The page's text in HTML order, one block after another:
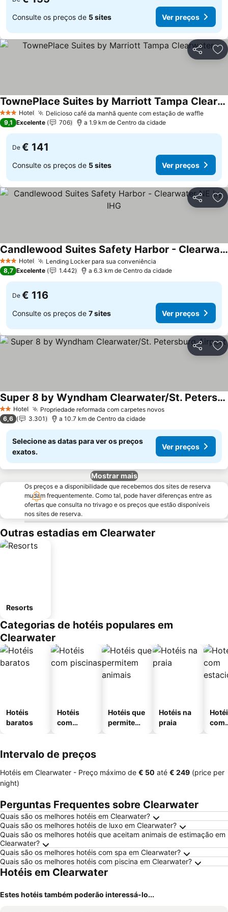
Consulte os preços de 5 sites Ver preços
Partilhar
3 EstrelasHotel Delicioso café da manhã quente com estação de waffle
TownePlace Suites by Marriott Tampa Clearwater
9,1 Excelente 706 a 1.9 km de Centro da cidade
De € 141
Consulte os preços de 5 sites Ver preços
Partilhar
3 EstrelasHotel Lending Locker para sua conveniência
Candlewood Suites Safety Harbor - Clearwater NE by IHG
8,7 Excelente 1.442 a 6.3 km de Centro da cidade
De € 116
Consulte os preços de 7 sites Ver preços
Partilhar
2 Estrelas
Hotel Propriedade reformada com carpetes novos
Super 8 by Wyndham Clearwater/St. Petersburg Airport
6,6 3.301 a 10.7 km de Centro da cidade
Selecione as datas para ver os preços
exatos.
Ver preços
Mostrar mais
Os preços e a disponibilidade que recebemos dos sites de reserva
mudam frequentemente. Como tal, pode haver diferenças entre as
ofertas que consulta no trivago e os preços que estão disponíveis
nos sites de reserva.
Outras estadias em Clearwater
Resorts
Categorias de hotéis populares em
Clearwater
Hotéis
baratos
Hotéis
com
Hotéis que
permitem
Hotéis na
praia
com
Intervalo de preços
Hotéis em Clearwater - Preço máximo de ‎€ 50 até ‎€ 249 (price per
night)
Perguntas Frequentes sobre Clearwater
Quais são os melhores hotéis em Clearwater?
Quais são os melhores hotéis de luxo em Clearwater?
Quais são os melhores hotéis que aceitam animais de estimação em
Clearwater?
Quais são os melhores hotéis com spa em Clearwater?
Quais são os melhores hotéis com piscina em Clearwater?
Hotéis em Clearwater
Estes hotéis também poderão interessá-lo...